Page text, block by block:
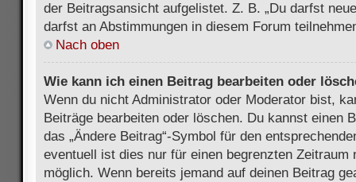
der Beitragsansicht aufgelistet. Z. B. „Du darfst
darfst an Abstimmungen in diesem Forum
Nach oben
Wie kann ich einen Beitrag bearbeiten oder
Wenn du nicht Administrator oder Moderator bist,
Beiträge bearbeiten oder löschen. Du kannst einen
das „Ändere Beitrag“-Symbol für den
eventuell ist dies nur für einen begrenzten Zeitraum
möglich. Wenn bereits jemand auf deinen Beitrag